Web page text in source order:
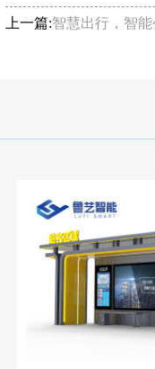
上一篇:智慧出行，智